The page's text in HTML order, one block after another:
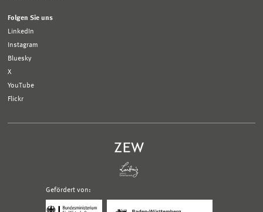
Folgen Sie uns
LinkedIn
Instagram
Bluesky
X
YouTube
Flickr
Gefördert von: